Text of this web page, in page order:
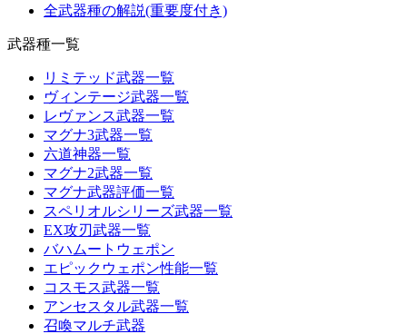
全武器種の解説(重要度付き)
武器種一覧
リミテッド武器一覧
ヴィンテージ武器一覧
レヴァンス武器一覧
マグナ3武器一覧
六道神器一覧
マグナ2武器一覧
マグナ武器評価一覧
スペリオルシリーズ武器一覧
EX攻刃武器一覧
バハムートウェポン
エピックウェポン性能一覧
コスモス武器一覧
アンセスタル武器一覧
召喚マルチ武器